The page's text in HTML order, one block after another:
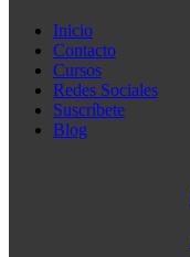
Inicio
Contacto
Cursos
Redes Sociales
Suscríbete
Blog